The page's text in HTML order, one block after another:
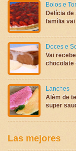
Bolos e
Delícia de
família
Doces e
Vai
chocolate
Lanches
Além de
super
Las mejores